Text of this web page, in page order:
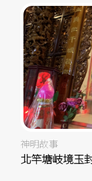
神明故事
北竿塘岐境玉